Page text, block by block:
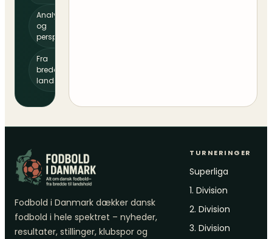
Analyser
og
perspektiv
Fra
bredde til
landshold
Fodbold i Danmark dækker dansk
fodbold i hele spektret – nyheder,
resultater, stillinger, klubspor og
TURNERINGER
Superliga
1. Division
2. Division
3. Division